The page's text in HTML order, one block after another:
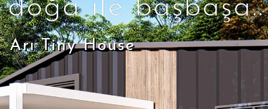
doğa ile başbaşa..
Arı Tiny House